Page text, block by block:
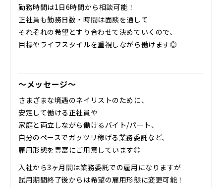
勤務時間は1日6時間から相談可能！
正社員も勤務日数・時間は面談を通して
それぞれの希望とすり合わせて決めていくので、
目標やライフスタイルを重視しながら働けます◎
～メッセージ～
さまざまな境遇のネイリストのために、
安定して働ける正社員や
家庭と両立しながら働けるバイト/パート、
自分のペースでガッツリ稼げる業務委託など、
雇用形態を豊富にご用意しています◎
入社から3ヶ月間は業務委託での雇用になりますが
試用期間終了後からは希望の雇用形態に変更可能！